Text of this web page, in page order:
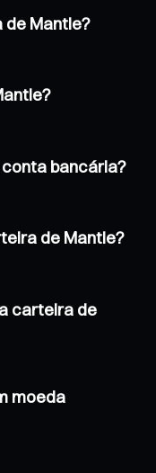
de Mantle?
bancária?
de Mantle?
carteira de
moeda